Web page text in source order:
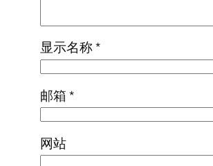
显示名称*
邮箱*
网站